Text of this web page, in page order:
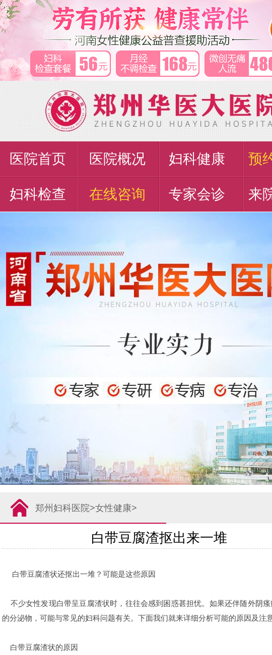
医院首页 医院概况 妇科健康 预
妇科检查 在线咨询 专家会诊 来
郑州妇科医院>女性健康>
白带豆腐渣抠出来一堆
白带豆腐渣状还抠出一堆？可能是这些原因
不少女性发现白带呈豆腐渣状时，往往会感到困惑甚担忧。如果还伴随外阴
的分泌物，可能与常见的妇科问题有关。下面我们就来详细分析可能的原因及注意
白带豆腐渣状的原因